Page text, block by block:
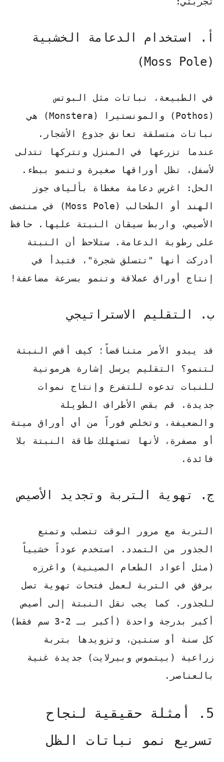
أ. استخدام الدعامة الخشبية
(Moss Pole)
في الطبيعة، نباتات مثل البوتس
(Pothos) والمونستيرا (Monstera) هي
نباتات متسلقة تعانق جذوع الأشجار.
عندما تزرعها في المنزل وتتركها تتدلى
لأسفل، تظل أوراقها صغيرة وتنمو ببطء.
الحل:
اغرس دعامة مغطاة بألياف جوز
الهند أو الطحالب (Moss Pole) في منتصف
الأصيص، واربط سيقان النبتة عليها. حافظ
على رطوبة الدعامة. ستلاحظ أن النبتة
أدركت أنها "تتسلق شجرة"، فتبدأ في
إنتاج أوراق عملاقة وتنمو بسرعة مضاعفة!
ب. التقليم الاستراتيجي
قد يبدو الأمر متناقضاً؛ كيف أقص النبتة
لتنمو؟ التقليم يرسل إشارة هرمونية
للنبات تدعوه للتفرع وإنتاج نموات
جديدة. قم بقص الأطراف الطويلة
والضعيفة، وتخلص فوراً من أي أوراق ميتة
أو مصفرة، لأنها تستهلك طاقة النبتة بلا
فائدة.
ج. تهوية التربة وتجديد الأصيص
التربة مع مرور الوقت تتصلب وتمنع
الجذور من التمدد. استخدم عوداً خشبياً
(مثل أعواد الطعام الصينية) واغرزه
برفق في التربة لعمل فتحات تهوية تصل
للجذور. كما يجب نقل النبتة إلى أصيص
أكبر بدرجة واحدة (أكبر بـ 2-3 سم فقط)
كل سنة أو سنتين، وتزويدها بتربة
زراعية (بيتموس وبيرلايت) جديدة غنية
بالعناصر.
5. أمثلة حقيقية لنجاح
تسريع نمو نباتات الظل